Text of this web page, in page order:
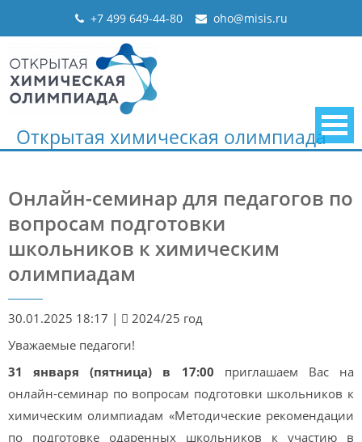
+7 499 649-44-80 oho@misis.ru
Открытая химическая олимпиада
Онлайн-семинар для педагогов по
вопросам подготовки
школьников к химическим
олимпиадам
30.01.2025 18:17 |
2024/25 год
Уважаемые педагоги!
31 января (пятница) в 17:00 приглашаем Вас на
онлайн-семинар по вопросам подготовки школьников к
химическим олимпиадам «Методические рекомендации
по подготовке одаренных школьников к участию в